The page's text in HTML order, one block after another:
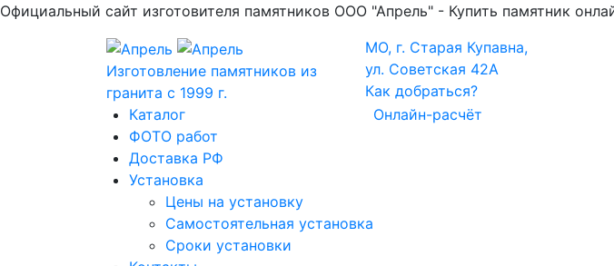
Официальный сайт изготовителя памятников ООО "Апрель" - Купить памятник
Изготовление памятников из
гранита с 1999 г.
МО, г. Старая Купавна,
ул. Советская 42А
Как добраться?
Каталог
ФОТО работ
Доставка РФ
Установка
Цены на установку
Самостоятельная установка
Сроки установки
Онлайн-расчёт